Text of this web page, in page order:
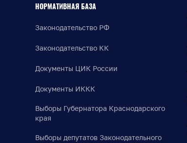
НОРМАТИВНАЯ БАЗА
Законодательство РФ
Законодательство КК
Документы ЦИК России
Документы ИККК
Выборы Губернатора Краснодарского
края
Выборы депутатов Законодательного